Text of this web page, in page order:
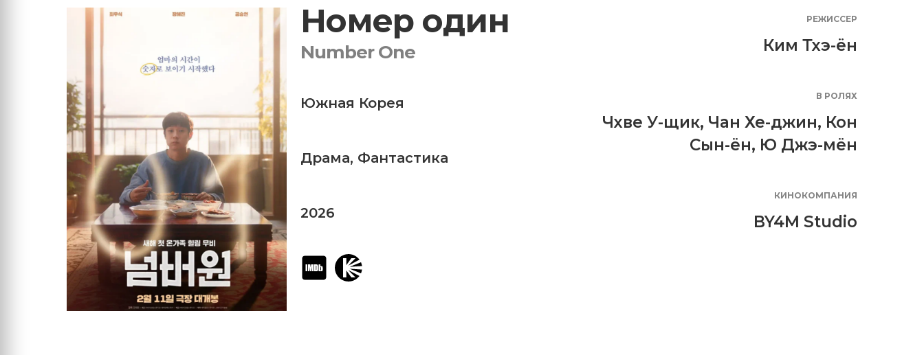
Номер один
Number One
Южная Корея
Драма, Фантастика
2026
РЕЖИССЕР
Ким Тхэ-ён
В РОЛЯХ
Чхве У-щик, Чан Хе-джин, Кон
Сын-ён, Ю Джэ-мён
КИНОКОМПАНИЯ
BY4M Studio